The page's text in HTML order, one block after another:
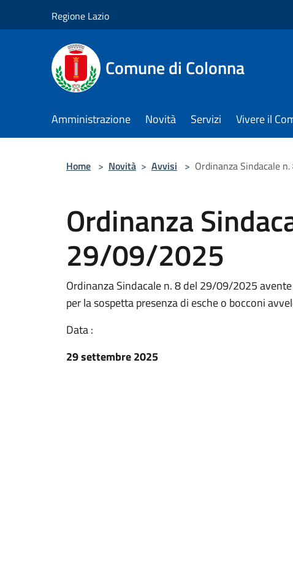
Regione Lazio
Comune di Colonna
Amministrazione Novità Servizi Vivere il
Home > Novità > Avvisi > Ordinanza Sindacale
Ordinanza
29/09/2025
Ordinanza Sindacale n. 8 del 29/09/2025
per la sospetta presenza di esche o bocconi
Data :
29 settembre 2025